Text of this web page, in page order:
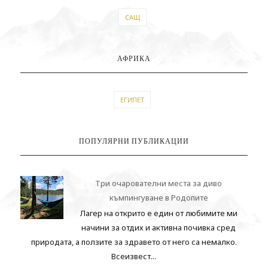
САЩ
АФРИКА
ЕГИПЕТ
ПОПУЛЯРНИ ПУБЛИКАЦИИ
Три очарователни места за диво
къмпингуване в Родопите
Лагер на открито е един от любимите ми
начини за отдих и активна почивка сред
природата, а ползите за здравето от него са немалко.
Всеизвест...